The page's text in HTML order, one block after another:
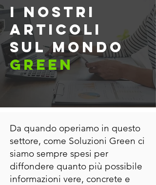
i nostri
articoli
sul mondo
green
Da quando operiamo in questo
settore, come Soluzioni Green ci
siamo sempre spesi per
diffondere quanto più possibile
informazioni vere, concrete e